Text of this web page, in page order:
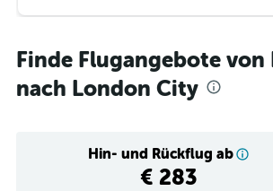
Finde Flugangebote
nach London City
Hin- und Rückflug ab
€ 283